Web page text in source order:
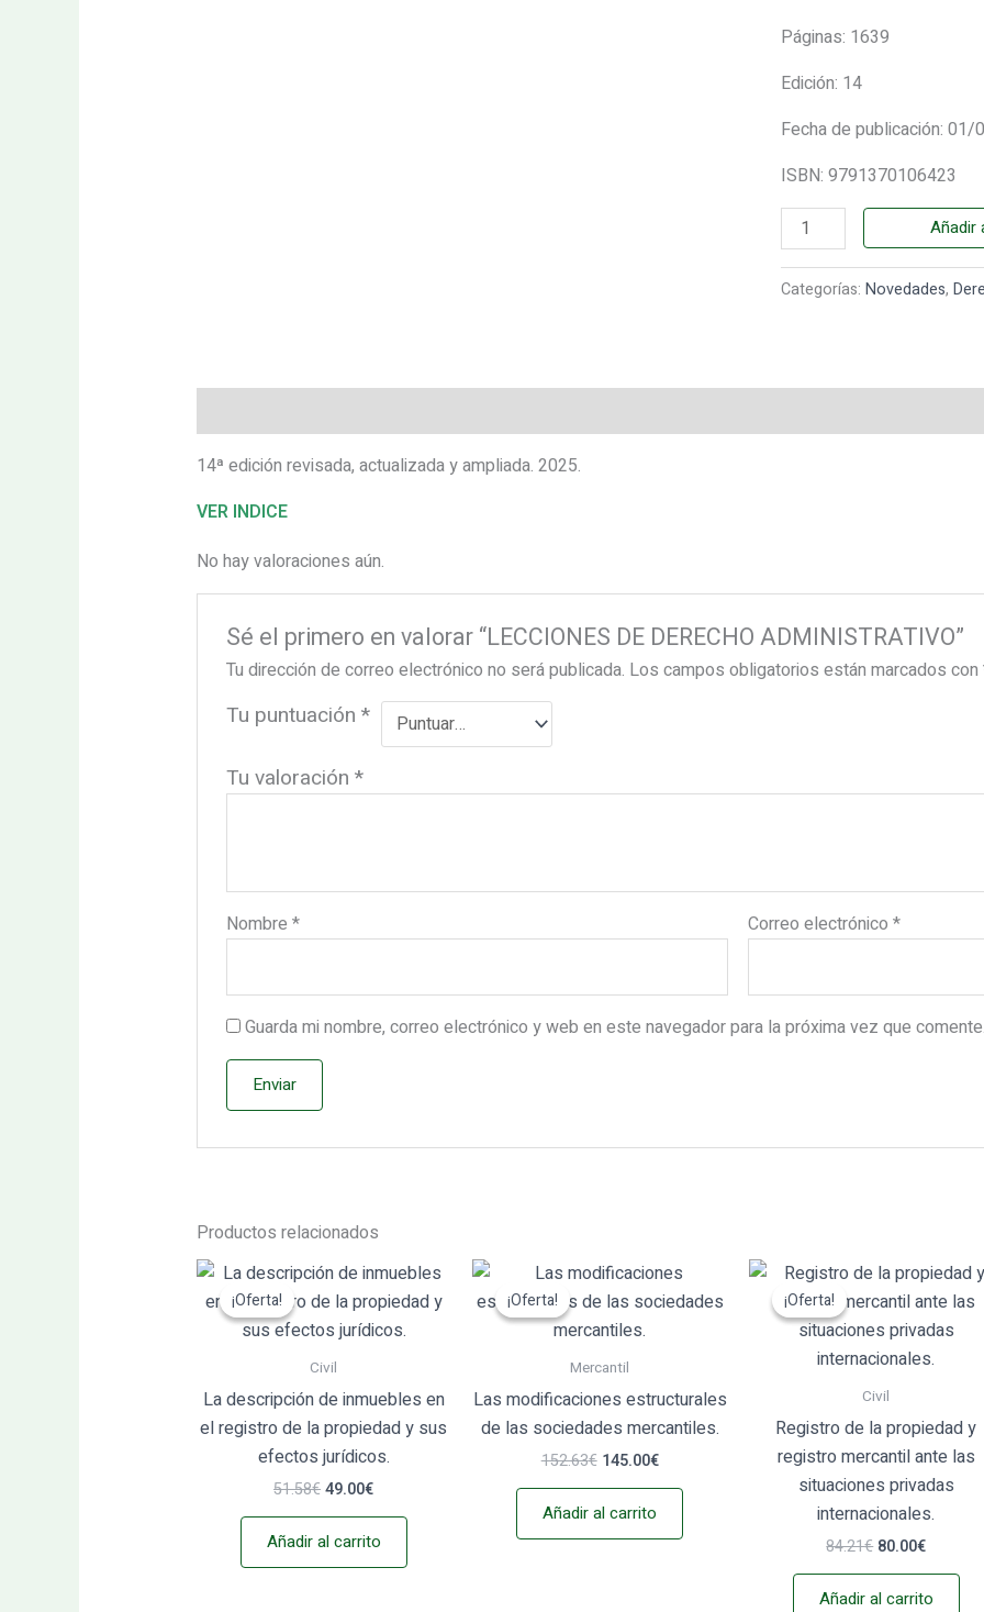
Páginas: 1639
Edición: 14
Fecha de publicación:
ISBN: 9791370106423
Añadir
Categorías:Novedades,
14ª edición revisada, actualizada y ampliada. 2025.
VER INDICE
No hay valoraciones aún.
Sé el primero en valorar “LECCIONES DE DERECHO ADMINISTRATIVO”
Tu dirección de correo electrónico no será publicada. Los campos obligatorios están marcados con
Tu puntuación*
Tu valoración*
Nombre* Correo electrónico*
Guarda mi nombre, correo electrónico y web en este navegador para la próxima vez que
Productos relacionados
¡Oferta!
¡Oferta!
Civil
La descripción de inmuebles en
el registro de la propiedad y sus
efectos jurídicos.
51.58€
El
original
era:
51.58€.
49.00€
El
actual
es:
Añadir al carrito
¡Oferta!
¡Oferta!
Mercantil
Las modificaciones estructurales
de las sociedades mercantiles.
152.63€
El
original
era:
145.00€
El
actual
Añadir al carrito
¡Oferta!
¡Oferta!
Civil
Registro de la propiedad y
registro mercantil ante las
situaciones privadas
internacionales.
84.21€
El
precio
original
era:
84.21€.
80.00€
El
actual
es:
Añadir al carrito